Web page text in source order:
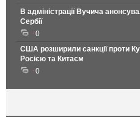
В адміністрації Вучича
Сербії
0
США розширили санкції проти
Росією та Китаєм
0